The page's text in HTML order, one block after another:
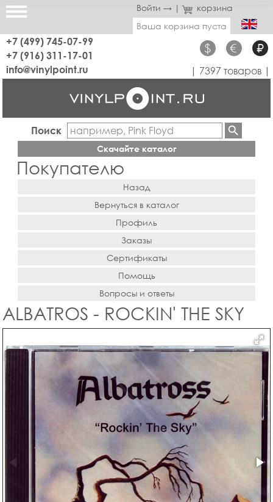
Войти → |
корзина
Ваша корзина пуста
+7 (499) 745-07-99
+7 (916) 311-17-01
$ € ₽
info@vinylpoint.ru | 7397 товаров |
Поиск
Скачайте каталог
Покупателю
Назад
Вернуться в каталог
Профиль
Заказы
Сертификаты
Помощь
Вопросы и ответы
ALBATROS - ROCKIN' THE SKY